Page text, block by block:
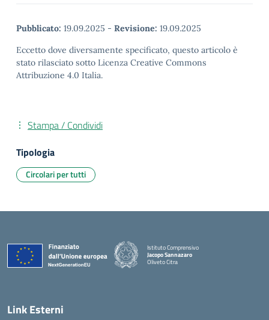
Pubblicato: 19.09.2025 - Revisione: 19.09.2025
Eccetto dove diversamente specificato, questo articolo è
stato rilasciato sotto Licenza Creative Commons
Attribuzione 4.0 Italia.
Stampa / Condividi
Tipologia
Circolari per tutti
Istituto Comprensivo
Jacopo Sannazaro
Oliveto Citra
Link Esterni